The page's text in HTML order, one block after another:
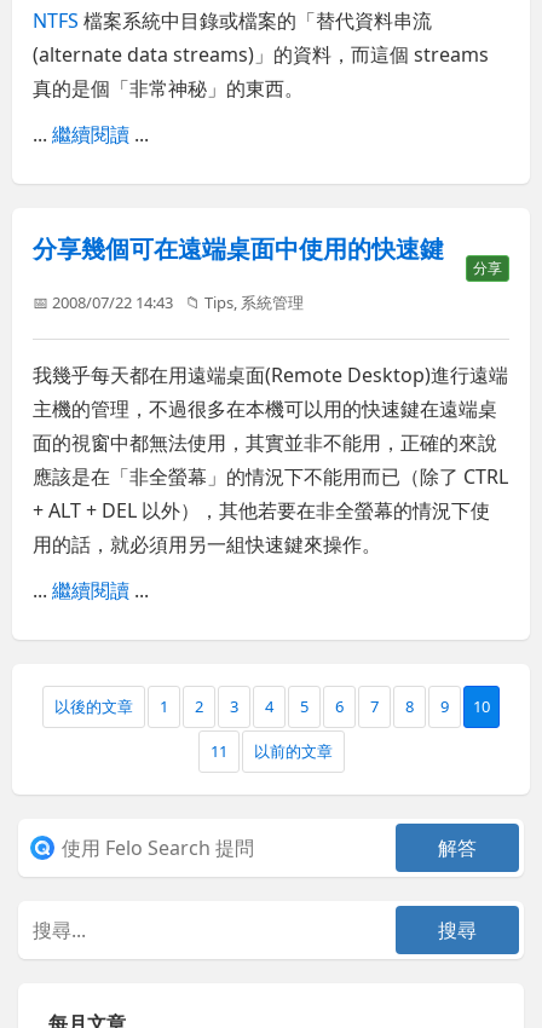
NTFS 檔案系統中目錄或檔案的「替代資料串流
(alternate data streams)」的資料，而這個 streams
真的是個「非常神秘」的東西。
...繼續閱讀 ...
分享幾個可在遠端桌面中使用的快速鍵
分享
📅 2008/07/22 14:43 📁Tips, 系統管理
我幾乎每天都在用遠端桌面(Remote Desktop)進行遠端
主機的管理，不過很多在本機可以用的快速鍵在遠端桌
面的視窗中都無法使用，其實並非不能用，正確的來說
應該是在「非全螢幕」的情況下不能用而已（除了 CTRL
+ ALT + DEL 以外），其他若要在非全螢幕的情況下使
用的話，就必須用另一組快速鍵來操作。
...繼續閱讀 ...
以後的文章 1 2 3 4 5 6 7 8 9 10
11 以前的文章